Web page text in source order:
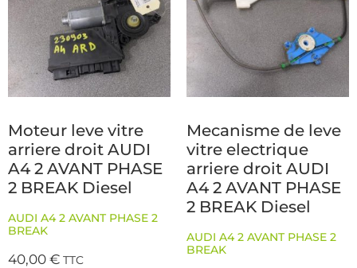
Moteur leve vitre
arriere droit AUDI
A4 2 AVANT PHASE
2 BREAK Diesel
AUDI A4 2 AVANT PHASE 2
BREAK
40,00€ TTC
Mecanisme de leve
vitre electrique
arriere droit AUDI
A4 2 AVANT PHASE
2 BREAK Diesel
AUDI A4 2 AVANT PHASE 2
BREAK